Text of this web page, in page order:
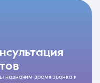
назначим время звонка и